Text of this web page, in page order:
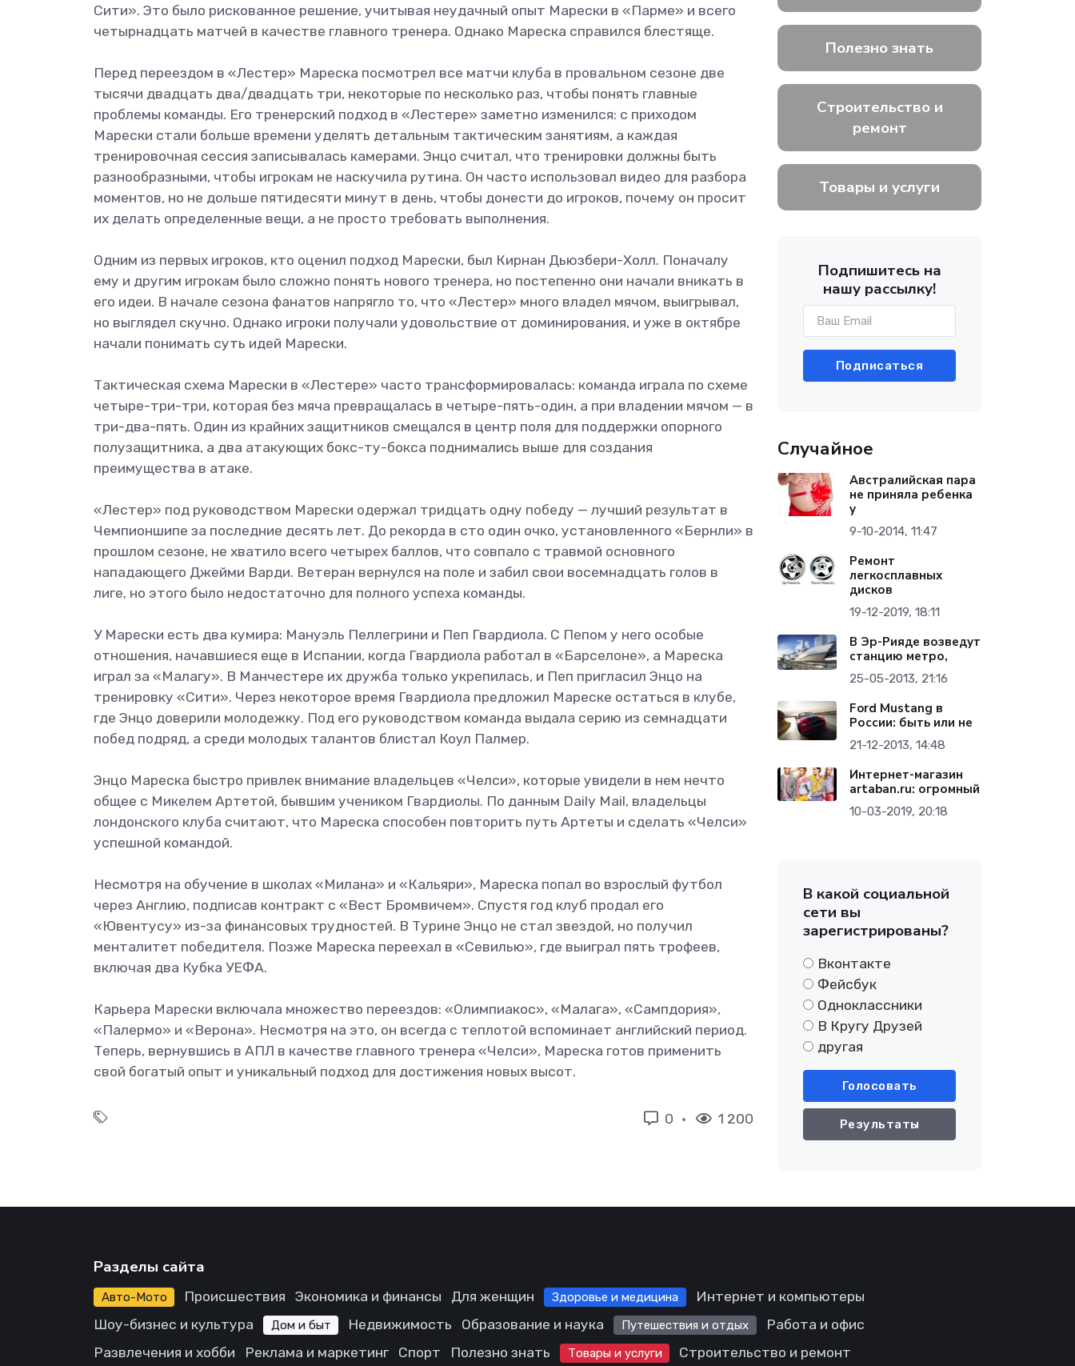
Сити». Это было рискованное решение, учитывая неудачный опыт Марески в «Парме» и всего
четырнадцать матчей в качестве главного тренера. Однако Мареска справился блестяще.
Перед переездом в «Лестер» Мареска посмотрел все матчи клуба в провальном сезоне две
тысячи двадцать два/двадцать три, некоторые по несколько раз, чтобы понять главные
проблемы команды. Его тренерский подход в «Лестере» заметно изменился: с приходом
Марески стали больше времени уделять детальным тактическим занятиям, а каждая
тренировочная сессия записывалась камерами. Энцо считал, что тренировки должны быть
разнообразными, чтобы игрокам не наскучила рутина. Он часто использовал видео для разбора
моментов, но не дольше пятидесяти минут в день, чтобы донести до игроков, почему он просит
их делать определенные вещи, а не просто требовать выполнения.
Одним из первых игроков, кто оценил подход Марески, был Кирнан Дьюзбери-Холл. Поначалу
ему и другим игрокам было сложно понять нового тренера, но постепенно они начали вникать в
его идеи. В начале сезона фанатов напрягло то, что «Лестер» много владел мячом, выигрывал,
но выглядел скучно. Однако игроки получали удовольствие от доминирования, и уже в октябре
начали понимать суть идей Марески.
Тактическая схема Марески в «Лестере» часто трансформировалась: команда играла по схеме
четыре-три-три, которая без мяча превращалась в четыре-пять-один, а при владении мячом — в
три-два-пять. Один из крайних защитников смещался в центр поля для поддержки опорного
полузащитника, а два атакующих бокс-ту-бокса поднимались выше для создания
преимущества в атаке.
«Лестер» под руководством Марески одержал тридцать одну победу — лучший результат в
Чемпионшипе за последние десять лет. До рекорда в сто один очко, установленного «Бернли» в
прошлом сезоне, не хватило всего четырех баллов, что совпало с травмой основного
нападающего Джейми Варди. Ветеран вернулся на поле и забил свои восемнадцать голов в
лиге, но этого было недостаточно для полного успеха команды.
У Марески есть два кумира: Мануэль Пеллегрини и Пеп Гвардиола. С Пепом у него особые
отношения, начавшиеся еще в Испании, когда Гвардиола работал в «Барселоне», а Мареска
играл за «Малагу». В Манчестере их дружба только укрепилась, и Пеп пригласил Энцо на
тренировку «Сити». Через некоторое время Гвардиола предложил Мареске остаться в клубе,
где Энцо доверили молодежку. Под его руководством команда выдала серию из семнадцати
побед подряд, а среди молодых талантов блистал Коул Палмер.
Энцо Мареска быстро привлек внимание владельцев «Челси», которые увидели в нем нечто
общее с Микелем Артетой, бывшим учеником Гвардиолы. По данным Daily Mail, владельцы
лондонского клуба считают, что Мареска способен повторить путь Артеты и сделать «Челси»
успешной командой.
Несмотря на обучение в школах «Милана» и «Кальяри», Мареска попал во взрослый футбол
через Англию, подписав контракт с «Вест Бромвичем». Спустя год клуб продал его
«Ювентусу» из-за финансовых трудностей. В Турине Энцо не стал звездой, но получил
менталитет победителя. Позже Мареска переехал в «Севилью», где выиграл пять трофеев,
включая два Кубка УЕФА.
Карьера Марески включала множество переездов: «Олимпиакос», «Малага», «Сампдория»,
«Палермо» и «Верона». Несмотря на это, он всегда с теплотой вспоминает английский период.
Теперь, вернувшись в АПЛ в качестве главного тренера «Челси», Мареска готов применить
свой богатый опыт и уникальный подход для достижения новых высот.
0 1 200
Полезно знать
Строительство и
ремонт
Товары и услуги
Подпишитесь на
нашу рассылку!
Подписаться
Случайное
Австралийская пара
не приняла ребенка
у
9-10-2014, 11:47
Ремонт
легкосплавных
дисков
19-12-2019, 18:11
В Эр-Рияде возведут
станцию метро,
25-05-2013, 21:16
Ford Mustang в
России: быть или не
21-12-2013, 14:48
Интернет-магазин
artaban.ru: огромный
10-03-2019, 20:18
В какой социальной
сети вы
зарегистрированы?
Вконтакте
Фейсбук
Одноклассники
В Кругу Друзей
другая
Голосовать
Результаты
Разделы сайта
Авто-Мото Происшествия Экономика и финансы Для женщин Здоровье и медицина
Интернет и компьютеры
Шоу-бизнес и культура
Дом и быт Недвижимость Образование и наука Путешествия и отдых
Работа и офис
Развлечения и хобби
Реклама и маркетинг Спорт Полезно знать Товары и услуги Строительство и ремонт